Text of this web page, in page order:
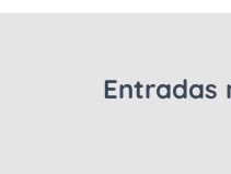
Entradas